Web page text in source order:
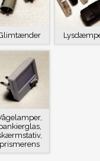
prismerens